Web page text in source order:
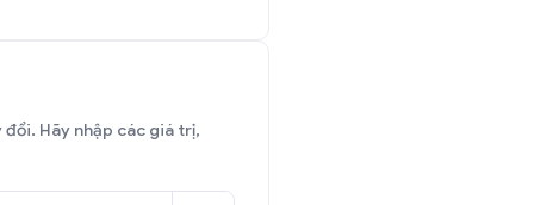
Hãy nhập các giá trị,